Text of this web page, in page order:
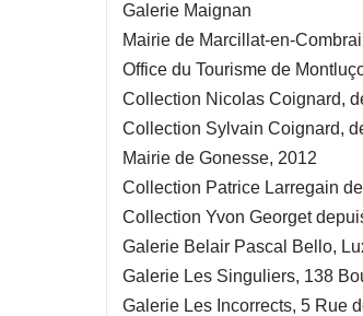
Galerie Maignan
Mairie de Marcillat-en-
Office du Tourisme de
Collection Nicolas Coignard,
Collection Sylvain Coignard,
Mairie de Gonesse, 2012
Collection Patrice Larregain
Collection Yvon Georget
Galerie Belair Pascal Bello,
Galerie Les Singuliers, 138
Galerie Les Incorrects, 5 Rue